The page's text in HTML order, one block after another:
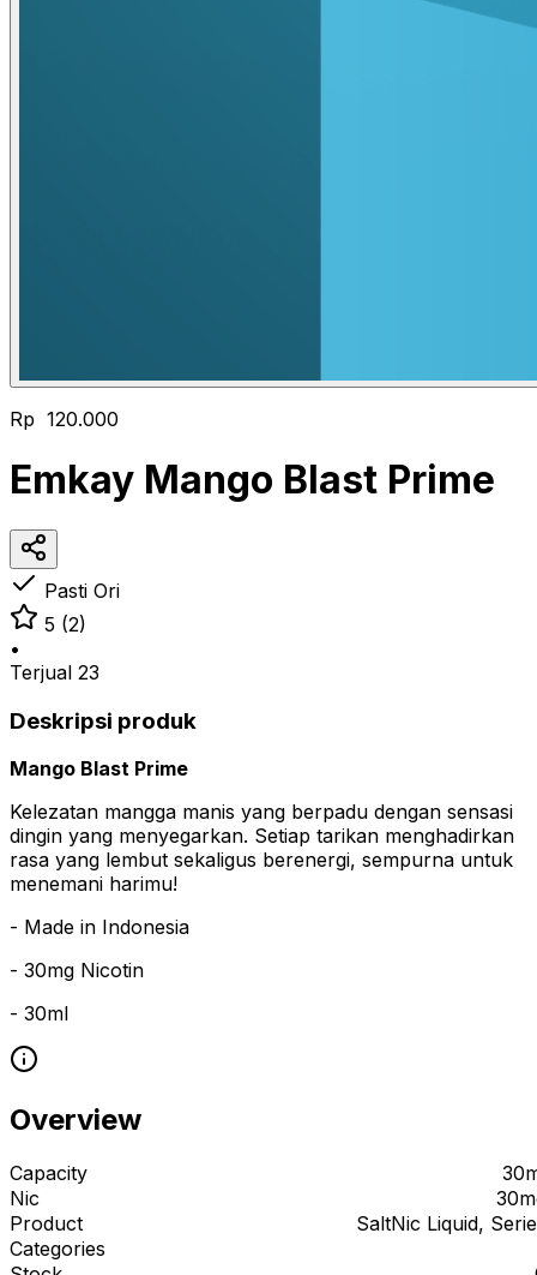
Rp 120.000
Emkay Mango Blast Prime
Pasti Ori
5 (2)
•
Terjual 23
Deskripsi produk
Mango Blast Prime
Kelezatan mangga manis yang berpadu dengan sensasi
dingin yang menyegarkan. Setiap tarikan menghadirkan
rasa yang lembut sekaligus berenergi, sempurna untuk
menemani harimu!
- Made in Indonesia
- 30mg Nicotin
- 30ml
Overview
Capacity
Nic
Product
Categories
SaltNic Liquid,